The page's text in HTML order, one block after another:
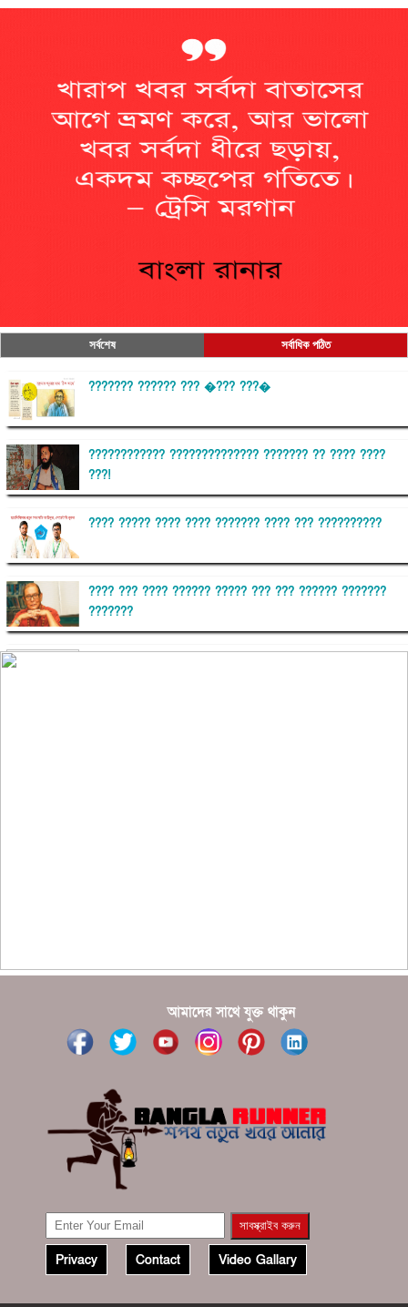
সর্বশেষ সর্বাধিক পঠিত
??????? ?????? ??? �??? ???�
???????????? ?????????????? ??????? ?? ???? ????
???!
???? ????? ???? ???? ??????? ???? ??? ??????????
???? ??? ???? ?????? ????? ??? ??? ?????? ???????
???????
?????? ????? ?????? ???? ???? ?????
আমাদের সাথে যুক্ত থাকুন
Privacy Contact Video Gallary